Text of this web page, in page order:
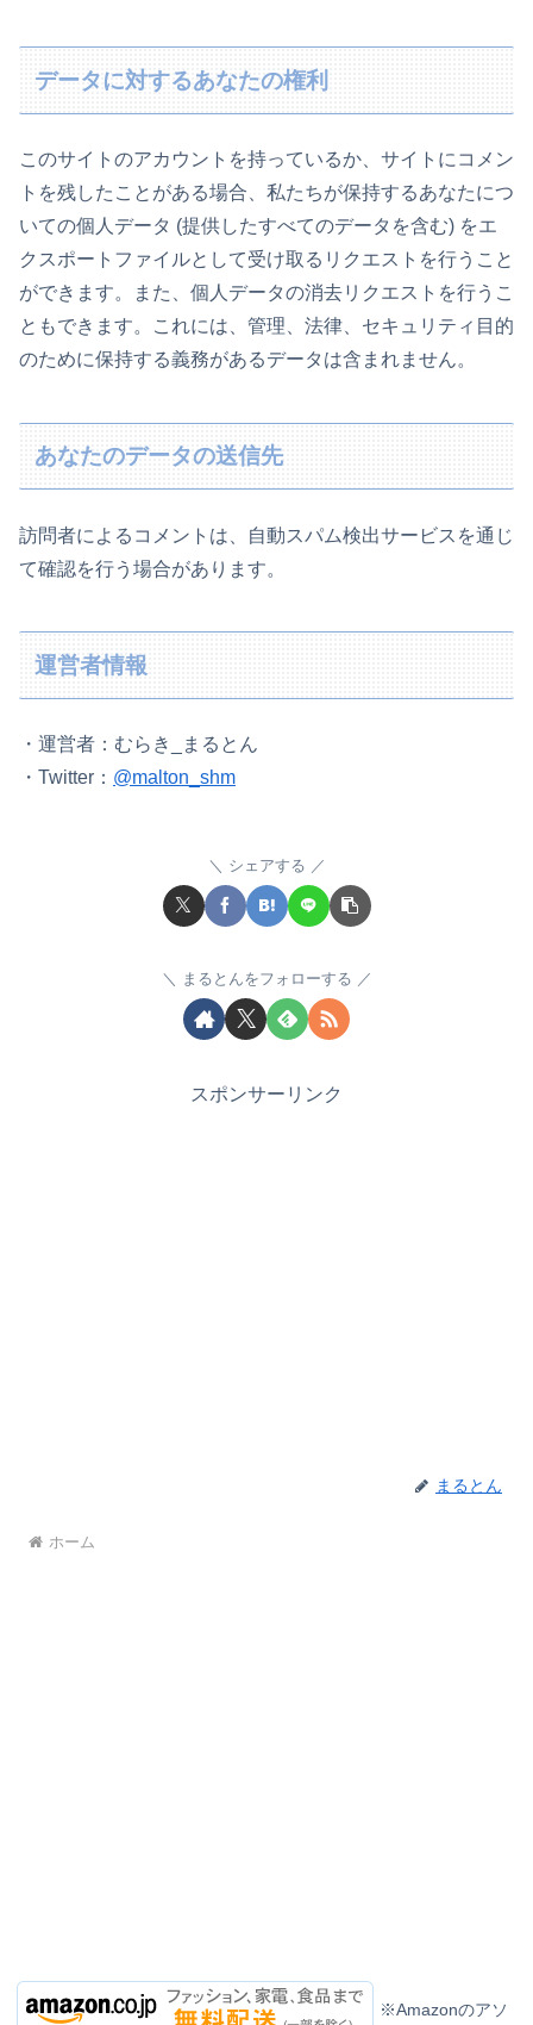
データに対するあなたの権利
このサイトのアカウントを持っているか、サイトにコメン
トを残したことがある場合、私たちが保持するあなたにつ
いての個人データ (提供したすべてのデータを含む) をエ
クスポートファイルとして受け取るリクエストを行うこと
ができます。また、個人データの消去リクエストを行うこ
ともできます。これには、管理、法律、セキュリティ目的
のために保持する義務があるデータは含まれません。
あなたのデータの送信先
訪問者によるコメントは、自動スパム検出サービスを通じ
て確認を行う場合があります。
運営者情報
・運営者：むらき_まるとん
・Twitter： @malton_shm
シェアする
まるとんをフォローする
スポンサーリンク
まるとん
ホーム
※Amazonのアソ